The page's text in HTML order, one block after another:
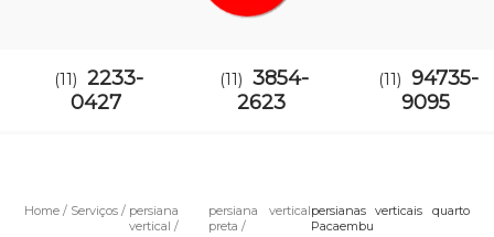
(11) 2233-
0427
(11) 3854-
2623
(11) 94735-
9095
Home Serviços
persiana
vertical
persiana vertical
preta
persianas verticais quarto
Pacaembu